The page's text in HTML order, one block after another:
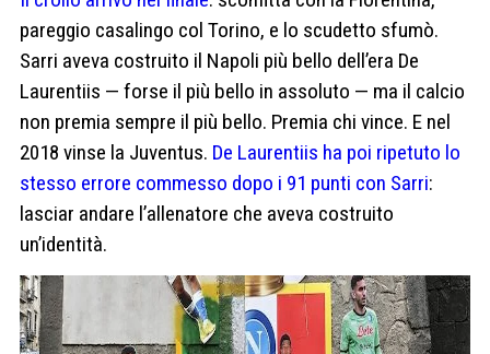
pareggio casalingo col Torino, e lo scudetto sfumò.
Sarri aveva costruito il Napoli più bello dell’era De
Laurentiis — forse il più bello in assoluto — ma il calcio
non premia sempre il più bello. Premia chi vince. E nel
2018 vinse la Juventus. De Laurentiis ha poi ripetuto lo
stesso errore commesso dopo i 91 punti con Sarri:
lasciar andare l’allenatore che aveva costruito
un’identità.